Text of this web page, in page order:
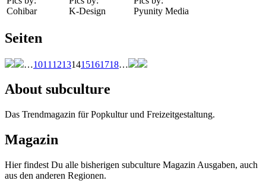
Cohibar
K-Design
Pyunity Media
Seiten
…1011 12131415161718…
About subculture
Das Trendmagazin für Popkultur und Freizeitgestaltung.
Magazin
Hier findest Du alle bisherigen subculture Magazin Ausgaben, auch
aus den anderen Regionen.